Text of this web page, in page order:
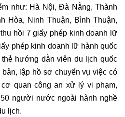
như: Hà Nội, Đà Nẵng, Thành
Hòa, Ninh Thuận, Bình Thuận,
hồi 7 giấy phép kinh doanh lữ
phép kinh doanh lữ hành quốc
hướng dẫn viên du lịch quốc
lập hồ sơ chuyển vụ việc có
quan công an xử lý vi phạm,
người nước ngoài hành nghề
lịch.